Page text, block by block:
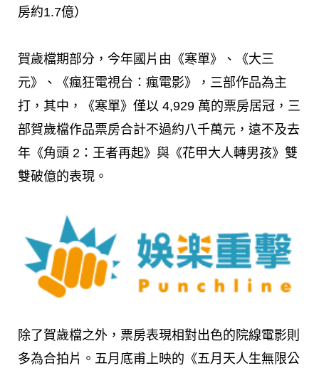
房約1.7億）
賀歲檔期部分，今年國片由《寒單》、《大三
元》、《瘋狂電視台：瘋電影》，三部作品為主
打，其中，《寒單》僅以 4,929 萬的票房居冠，三
部賀歲檔作品票房合計不過約八千萬元，遠不及去
年《角頭 2 ：王者再起》與《花甲大人轉男孩》雙
雙破億的表現。
除了賀歲檔之外，票房表現相對出色的院線電影則
多為合拍片。五月底甫上映的《五月天人生無限公